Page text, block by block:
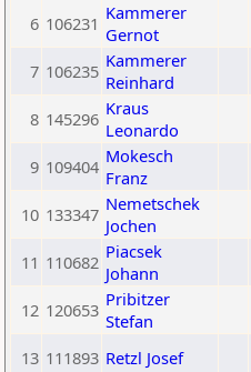
6 106231 Kammerer
Gernot
7 106235 Kammerer
Reinhard
8 145296 Kraus
Leonardo
9 109404 Mokesch
Franz
10 133347 Nemetschek
Jochen
11 110682 Piacsek
Johann
12 120653 Pribitzer
Stefan
13 111893 Retzl Josef